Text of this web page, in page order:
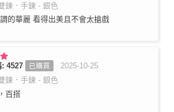
鍊．手鍊 - 銀色
的華麗 看得出美且不會太搶戲
: 4527 已購買
2025-10-25
鍊．手鍊 - 銀色
百搭